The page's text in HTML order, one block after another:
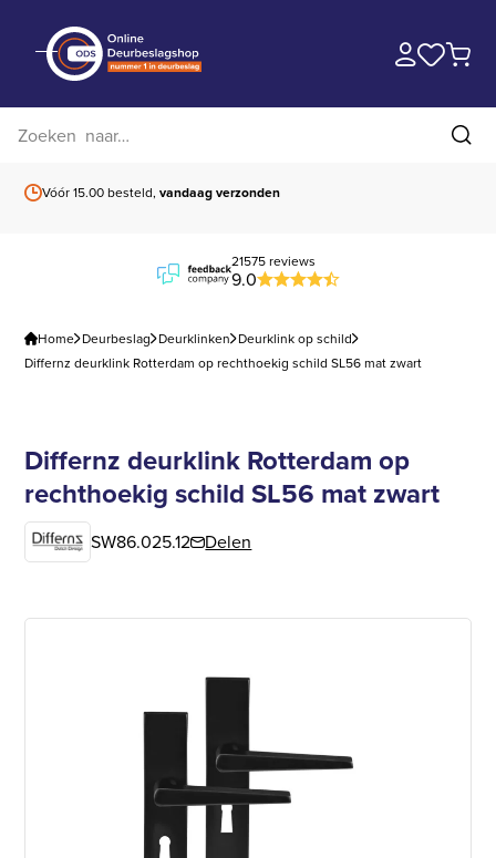
Vóór 15.00 besteld,vandaag verzonden
21575 reviews
9.0
Home Deurbeslag Deurklinken Deurklink op schild
Differnz deurklink Rotterdam op rechthoekig schild SL56 mat zwart
Differnz deurklink Rotterdam op
rechthoekig schild SL56 mat zwart
SW86.025.12 Delen